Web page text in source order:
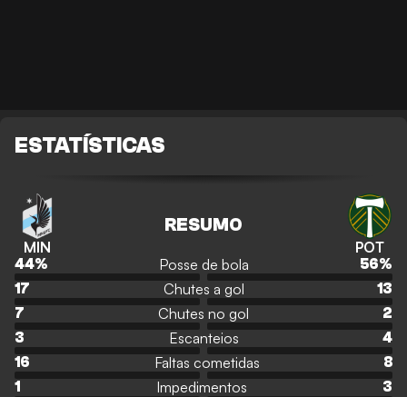
ESTATÍSTICAS
MIN
RESUMO
POT
44% Posse de bola 56%
17
Chutes a gol
13
7
Chutes no gol
2
3
Escanteios
4
16
Faltas cometidas
8
1
Impedimentos 3